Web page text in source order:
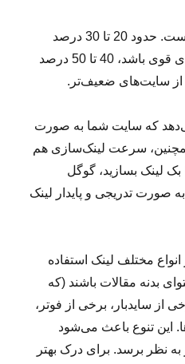
البته نسبت این لینک‌ها مهم است. حدود 20 تا 30 درصد
لینک‌های شما باید از سایت‌های قوی باشد، 40 تا 50 درصد
از سایت‌های ضعیف‌تر.
که سایت شما به صورت
سرعت لینک‌سازی هم
بک لینک بسازید، گوگل
تدریجی و پایدار لینک
مختلف لینک استفاده
بدنه مقالات باشند (که
از سایدبار، برخی از فوتر،
این تنوع باعث می‌شود
نظر برسد. برای درک بهتر